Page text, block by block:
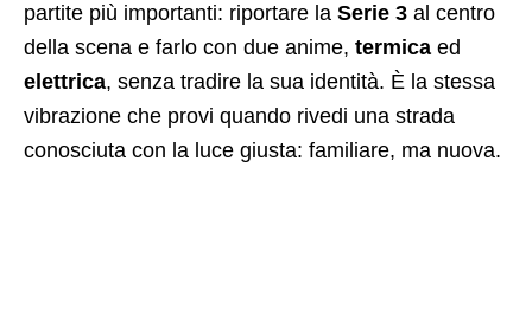
partite più importanti: riportare la Serie 3 al centro
della scena e farlo con due anime, termica ed
elettrica, senza tradire la sua identità. È la stessa
vibrazione che provi quando rivedi una strada
conosciuta con la luce giusta: familiare, ma nuova.